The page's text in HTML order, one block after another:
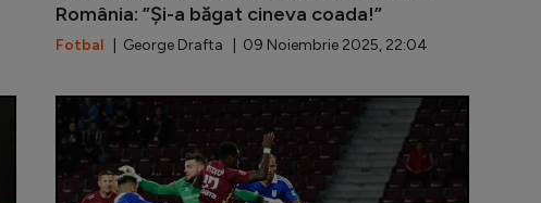
România: ”Și-a băgat cineva coada!”
Fotbal | George Drafta | 09 Noiembrie 2025, 22:04
jucat împotriva lui Gică Popescu și a rămas uluit de ce i-a
Adrian